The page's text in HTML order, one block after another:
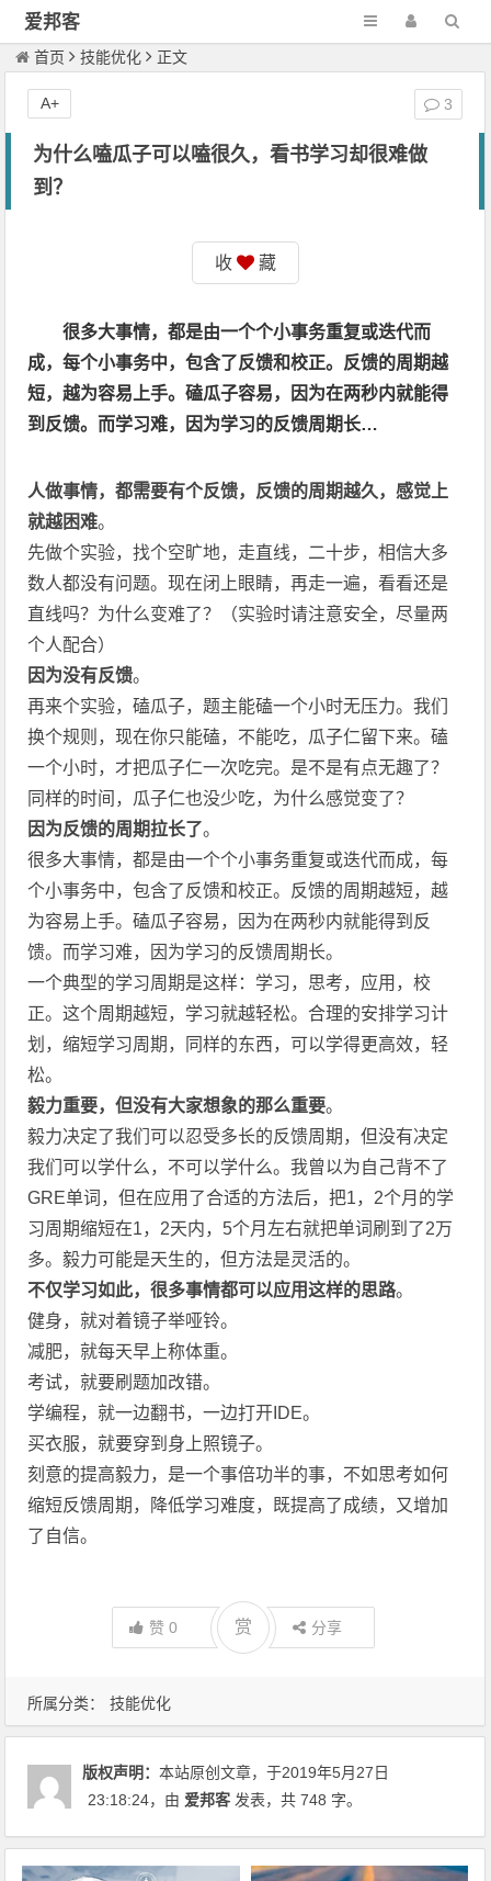
爱邦客
首页 技能优化 正文
为什么嗑瓜子可以嗑很久，看书学习却很难做
到？
3
A+
所属分类： 技能优化
收 藏
很多大事情，都是由一个个小事务重复或迭代而
成，每个小事务中，包含了反馈和校正。反馈的周期越
短，越为容易上手。磕瓜子容易，因为在两秒内就能得
到反馈。而学习难，因为学习的反馈周期长…
人做事情，都需要有个反馈，反馈的周期越久，感觉上
就越困难。
先做个实验，找个空旷地，走直线，二十步，相信大多
数人都没有问题。现在闭上眼睛，再走一遍，看看还是
直线吗？为什么变难了？（实验时请注意安全，尽量两
个人配合）
因为没有反馈。
再来个实验，磕瓜子，题主能磕一个小时无压力。我们
换个规则，现在你只能磕，不能吃，瓜子仁留下来。磕
一个小时，才把瓜子仁一次吃完。是不是有点无趣了？
同样的时间，瓜子仁也没少吃，为什么感觉变了？
因为反馈的周期拉长了。
很多大事情，都是由一个个小事务重复或迭代而成，每
个小事务中，包含了反馈和校正。反馈的周期越短，越
为容易上手。磕瓜子容易，因为在两秒内就能得到反
馈。而学习难，因为学习的反馈周期长。
一个典型的学习周期是这样：学习，思考，应用，校
正。这个周期越短，学习就越轻松。合理的安排学习计
划，缩短学习周期，同样的东西，可以学得更高效，轻
松。
毅力重要，但没有大家想象的那么重要。
毅力决定了我们可以忍受多长的反馈周期，但没有决定
我们可以学什么，不可以学什么。我曾以为自己背不了
GRE单词，但在应用了合适的方法后，把1，2个月的学
习周期缩短在1，2天内，5个月左右就把单词刷到了2万
多。毅力可能是天生的，但方法是灵活的。
不仅学习如此，很多事情都可以应用这样的思路。
健身，就对着镜子举哑铃。
减肥，就每天早上称体重。
考试，就要刷题加改错。
学编程，就一边翻书，一边打开IDE。
买衣服，就要穿到身上照镜子。
刻意的提高毅力，是一个事倍功半的事，不如思考如何
缩短反馈周期，降低学习难度，既提高了成绩，又增加
了自信。
赞0 赏 分享
版权声明：本站原创文章，于2019年5月27日
23:18:24，由 爱邦客 发表，共 748 字。